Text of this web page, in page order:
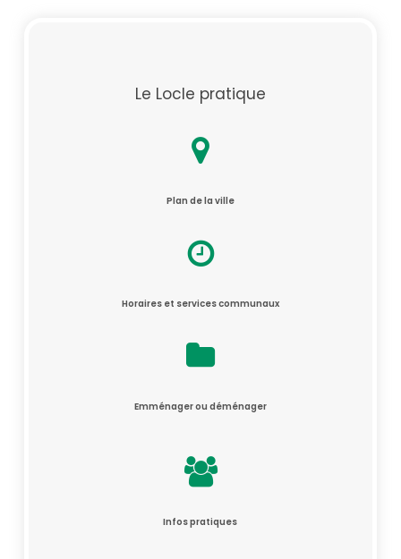
Le Locle pratique
Plan de la ville
Horaires et services communaux
Emménager ou déménager
Infos pratiques